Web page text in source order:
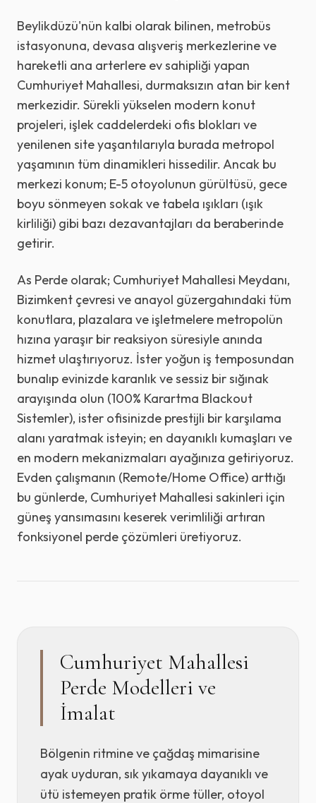
Beylikdüzü'nün kalbi olarak bilinen, metrobüs
istasyonuna, devasa alışveriş merkezlerine ve
hareketli ana arterlere ev sahipliği yapan
Cumhuriyet Mahallesi, durmaksızın atan bir kent
merkezidir. Sürekli yükselen modern konut
projeleri, işlek caddelerdeki ofis blokları ve
yenilenen site yaşantılarıyla burada metropol
yaşamının tüm dinamikleri hissedilir. Ancak bu
merkezi konum; E-5 otoyolunun gürültüsü, gece
boyu sönmeyen sokak ve tabela ışıkları (ışık
kirliliği) gibi bazı dezavantajları da beraberinde
getirir.
As Perde olarak; Cumhuriyet Mahallesi Meydanı,
Bizimkent çevresi ve anayol güzergahındaki tüm
konutlara, plazalara ve işletmelere metropolün
hızına yaraşır bir reaksiyon süresiyle anında
hizmet ulaştırıyoruz. İster yoğun iş temposundan
bunalıp evinizde karanlık ve sessiz bir sığınak
arayışında olun (100% Karartma Blackout
Sistemler), ister ofisinizde prestijli bir karşılama
alanı yaratmak isteyin; en dayanıklı kumaşları ve
en modern mekanizmaları ayağınıza getiriyoruz.
Evden çalışmanın (Remote/Home Office) arttığı
bu günlerde, Cumhuriyet Mahallesi sakinleri için
güneş yansımasını keserek verimliliği artıran
fonksiyonel perde çözümleri üretiyoruz.
Cumhuriyet Mahallesi
Perde Modelleri ve
İmalat
Bölgenin ritmine ve çağdaş mimarisine
ayak uyduran, sık yıkamaya dayanıklı ve
ütü istemeyen pratik örme tüller, otoyol